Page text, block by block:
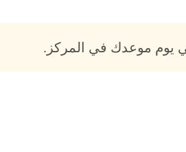
يوم موعدك في المركز.